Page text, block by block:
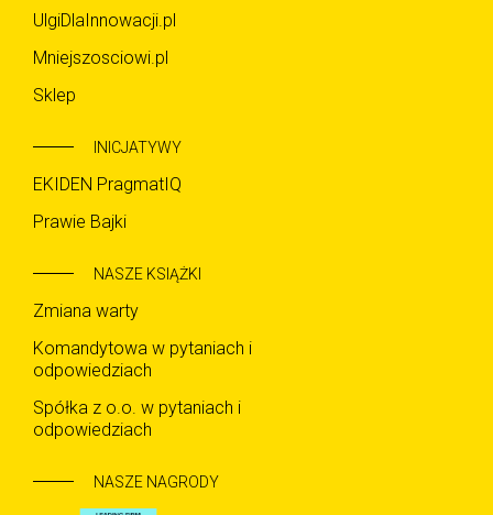
UlgiDlaInnowacji.pl
Mniejszosciowi.pl
Sklep
INICJATYWY
EKIDEN PragmatIQ
Prawie Bajki
NASZE KSIĄŻKI
Zmiana warty
Komandytowa w pytaniach i
odpowiedziach
Spółka z o.o. w pytaniach i
odpowiedziach
NASZE NAGRODY